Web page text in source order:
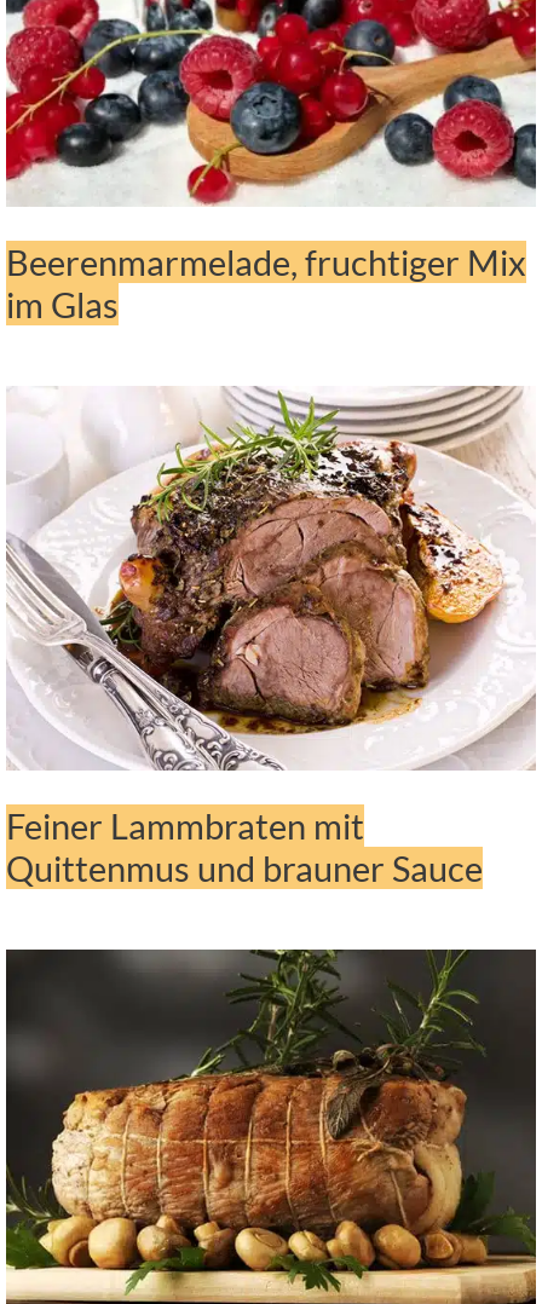
Beerenmarmelade, fruchtiger Mix
im Glas
Feiner Lammbraten mit
Quittenmus und brauner Sauce